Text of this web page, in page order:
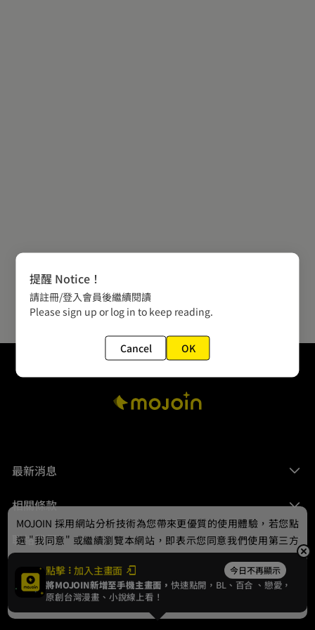
最新消息
相關條款
聯絡我們
© 2024 gamania Digital Entertainment Co., Ltd.
點擊 加入主畫面 今日不再顯示
將MOJOIN新增至手機主畫面，快速點開，BL、 百合 、戀愛，
原創台灣漫畫、小說線上看！
MOJOIN 採用網站分析技術為您帶來更優質的使用體驗，若您點
選 "我同意" 或繼續瀏覽本網站，即表示您同意我們使用第三方
Cookie，欲瞭解更多資訊請見隱私權政策。
我同意
提醒 Notice！
請註冊/登入會員後繼續閱讀
Please sign up or log in to keep reading.
Cancel OK